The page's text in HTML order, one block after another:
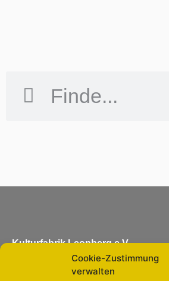
Cookie-Zustimmung
verwalten
Kulturfabrik Leonberg e.V.